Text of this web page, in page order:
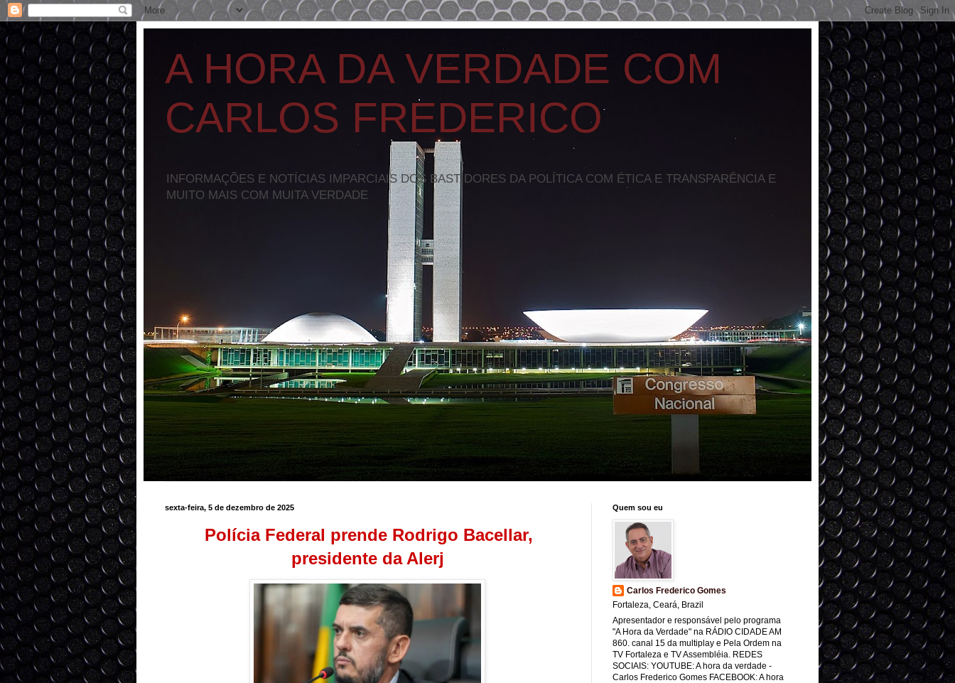
A HORA DA VERDADE COM
CARLOS FREDERICO
INFORMAÇÕES E NOTÍCIAS IMPARCIAIS DOS BASTIDORES DA POLÍTICA COM ÉTICA E TRANSPARÊNCIA E
MUITO MAIS COM MUITA VERDADE
sexta-feira, 5 de dezembro de 2025
Polícia Federal prende Rodrigo Bacellar,
presidente da Alerj
Quem sou eu
Carlos Frederico Gomes
Fortaleza, Ceará, Brazil
Apresentador e responsável pelo programa
"A Hora da Verdade" na RÁDIO CIDADE AM
860. canal 15 da multiplay e Pela Ordem na
TV Fortaleza e TV Assembléia. REDES
SOCIAIS: YOUTUBE: A hora da verdade -
Carlos Frederico Gomes FACEBOOK: A hora